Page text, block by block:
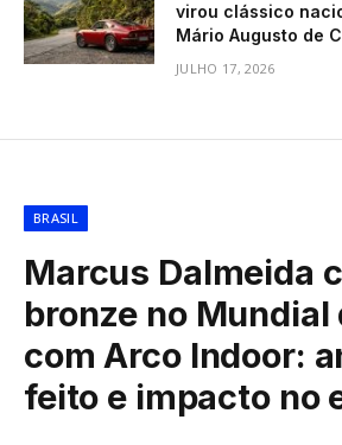
virou clássico
Mário Augusto de
JULHO 17, 2026
BRASIL
Marcus Dalmeida
bronze no Mundial
com Arco Indoor:
feito e impacto no